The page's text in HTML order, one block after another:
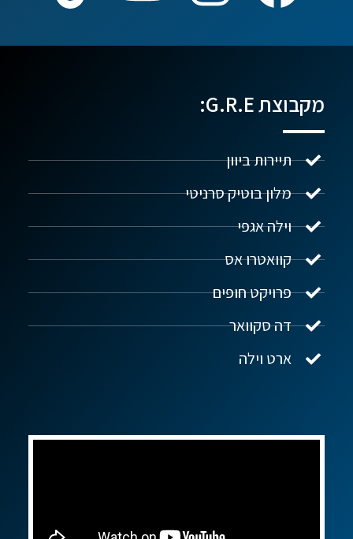
מקבוצת G.R.E:
תיירות ביוון
מלון בוטיק סרניטי
וילה אגפי
קוואטרו אס
פרויקט חופים
דה סקוואר
ארט וילה
נדל"ן ביוון G.R.E
שלום! איך אפשר לעזור?